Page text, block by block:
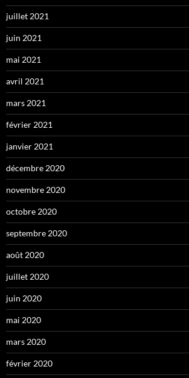
juillet 2021
juin 2021
mai 2021
avril 2021
mars 2021
février 2021
janvier 2021
décembre 2020
novembre 2020
octobre 2020
septembre 2020
août 2020
juillet 2020
juin 2020
mai 2020
mars 2020
février 2020